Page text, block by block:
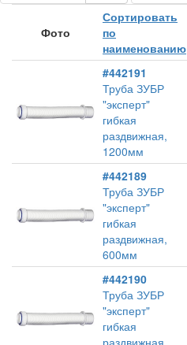
Фото
Сортировать
по
наименованию
#442191
Труба ЗУБР
"эксперт"
гибкая
раздвижная,
1200мм
#442189
Труба ЗУБР
"эксперт"
гибкая
раздвижная,
600мм
#442190
Труба ЗУБР
"эксперт"
гибкая
раздвижная,